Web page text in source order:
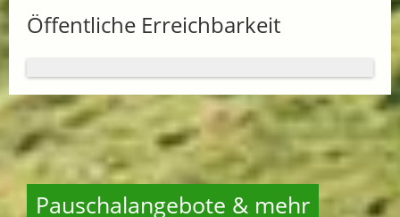
Öffentliche Erreichbarkeit
Pauschalangebote & mehr